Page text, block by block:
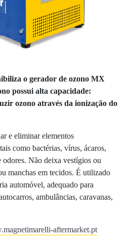
o gerador de ozono MX
possui alta capacidade:
ozono através da ionização do
e eliminar elementos
como bactérias, vírus, ácaros,
Não deixa vestígios ou
manchas em tecidos. É utilizado
automóvel, adequado para
ambulâncias, caravanas,
aftermarket.pt